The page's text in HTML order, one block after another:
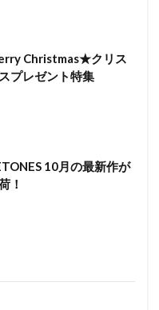
Christmas★クリス
プレゼント特集
10月の最新作が
！